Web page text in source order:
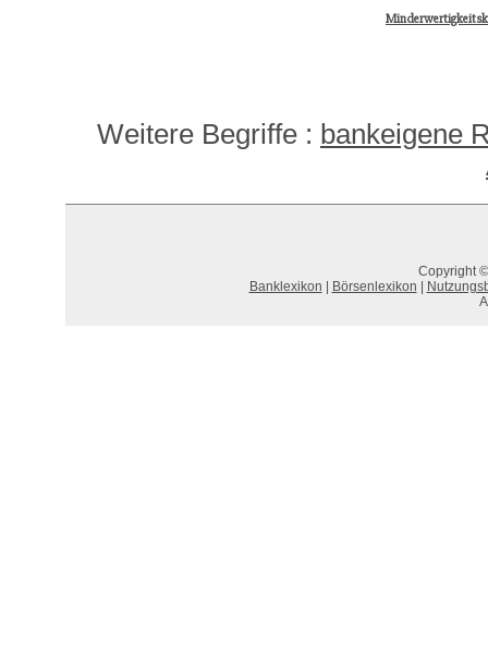
Weitere Begriffe : bankeigene
Copyright
Banklexikon
Börsenlexikon